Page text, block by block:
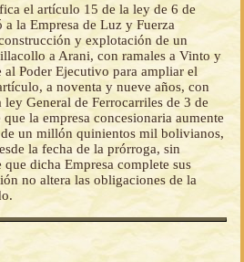
el artículo 15 de la ley de 6 de
la Empresa de Luz y Fuerza
y explotación de un
a Arani, con ramales a Vinto y
al Poder Ejecutivo para ampliar el
a noventa y nueve años, con
General de Ferrocarriles de 3 de
la empresa concesionaria aumente
un millón quinientos mil bolivianos,
la fecha de la prórroga, sin
dicha Empresa complete sus
no altera las obligaciones de la